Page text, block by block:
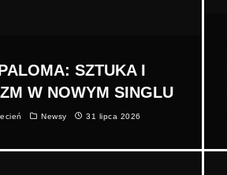
SZTUKA I
W NOWYM SINGLU
Newsy 31 lipca 2026